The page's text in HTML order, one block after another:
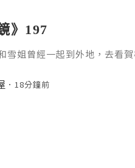
》197
雪姐曾經一起到外地，去看
門口！後來，她對賀桂玉說
些基本的事情練習吧？」「
18分鐘前